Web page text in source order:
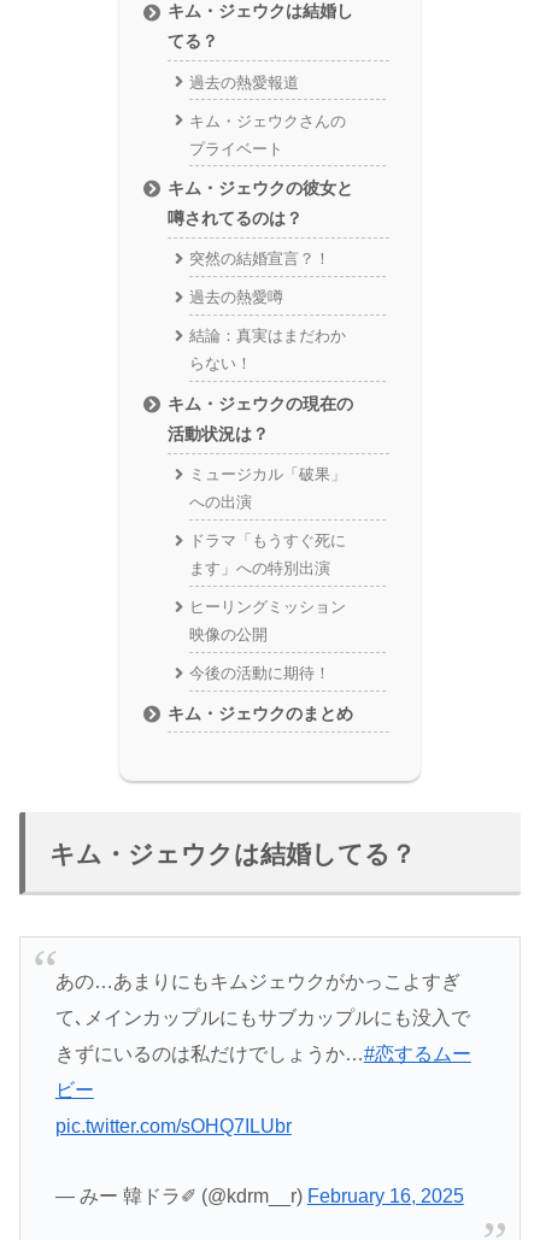
キム・ジェウクは結婚し
てる？
過去の熱愛報道
キム・ジェウクさんの
プライベート
キム・ジェウクの彼女と
噂されてるのは？
突然の結婚宣言？！
過去の熱愛噂
結論：真実はまだわか
らない！
キム・ジェウクの現在の
活動状況は？
ミュージカル「破果」
への出演
ドラマ「もうすぐ死に
ます」への特別出演
ヒーリングミッション
映像の公開
今後の活動に期待！
キム・ジェウクのまとめ
キム・ジェウクは結婚してる？
あの…あまりにもキムジェウクがかっこよすぎ
て､メインカップルにもサブカップルにも没入で
きずにいるのは私だけでしょうか…#恋するムー
ビー
pic.twitter.com/sOHQ7ILUbr
— みー 韓ドラ✐ (@kdrm__r) February 16, 2025